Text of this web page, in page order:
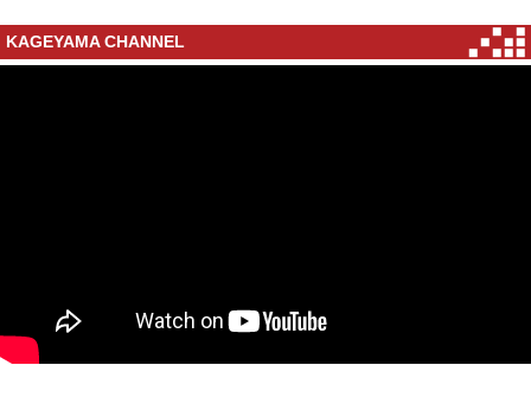
KAGEYAMA CHANNEL